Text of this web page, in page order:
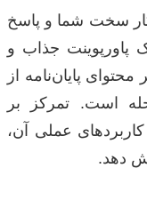
کار سخت شما و پاسخ
پاورپوینت جذاب و
پایان‌نامه از
است. تمرکز بر
عملی آن،
دهد.